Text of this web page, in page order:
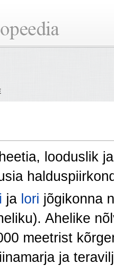
looduslik
ja lori jõgikonna
Ahelike
meetrist
ja